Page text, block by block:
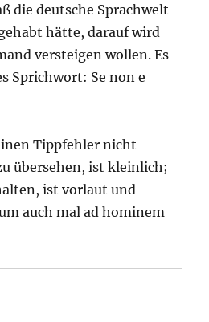
die deutsche Sprachwelt
hätte, darauf wird
versteigen wollen. Es
Sprichwort: Se non e
Tippfehler nicht
übersehen, ist kleinlich;
ist vorlaut und
auch mal ad hominem